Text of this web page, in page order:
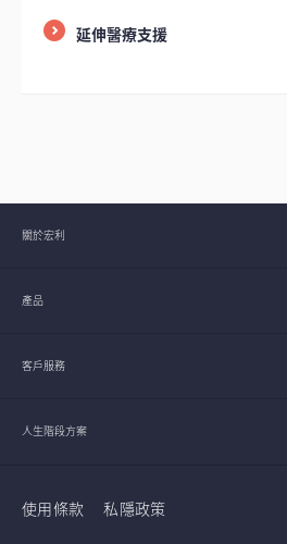
延伸醫療支援
關於宏利
產品
客戶服務
人生階段方案
使用條款 私隱政策